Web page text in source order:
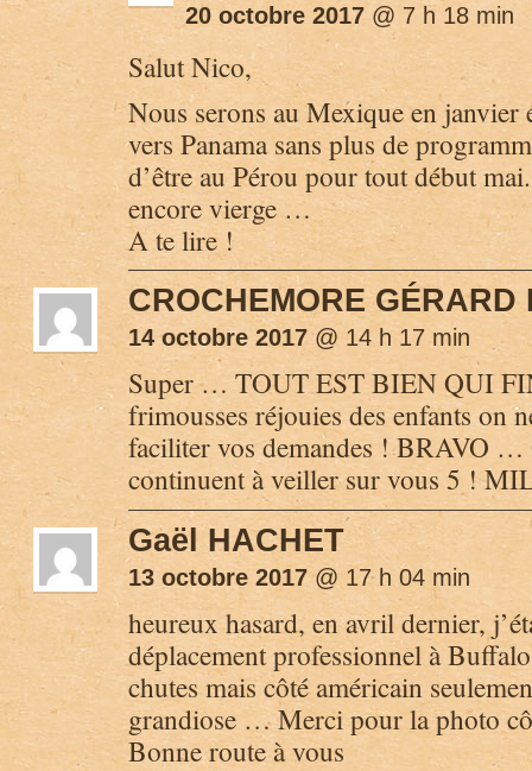
20 octobre 2017 @ 7 h 18 min
Salut Nico,
Nous serons au Mexique en janvier
vers Panama sans plus de
d’être au Pérou pour tout début
encore vierge …
A te lire !
CROCHEMORE GÉRARD
14 octobre 2017@ 14 h 17 min
Super … TOUT EST BIEN QUI
frimousses réjouies des enfants on
faciliter vos demandes ! BRAVO …
continuent à veiller sur vous 5 !
Gaël HACHET
13 octobre 2017@ 17 h 04 min
heureux hasard, en avril dernier,
déplacement professionnel à
chutes mais côté américain
grandiose … Merci pour la photo
Bonne route à vous